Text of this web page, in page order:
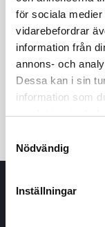
för sociala
vidarebefordrar
information från
annons- och
Dessa kan i sin
information som
samlat in när du
Nödvändig
Inställningar
24h